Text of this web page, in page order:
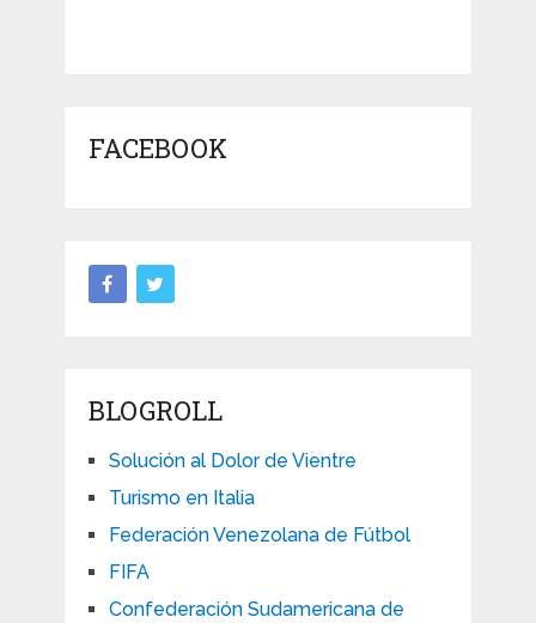
FACEBOOK
BLOGROLL
Solución al Dolor de Vientre
Turismo en Italia
Federación Venezolana de Fútbol
FIFA
Confederación Sudamericana de